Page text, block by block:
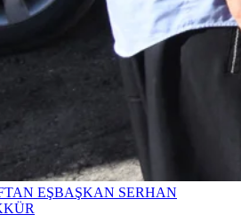
EŞBAŞKAN SERHAN